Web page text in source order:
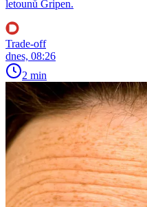
letounů Gripen.
Trade-off
dnes, 08:26
2 min